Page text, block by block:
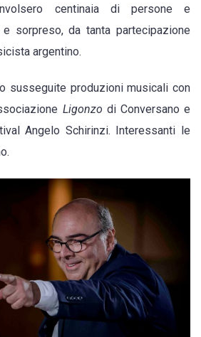
salute.
Il
centinaia di persone e
sorpreso, da tanta partecipazione
argentino.
susseguite produzioni musicali con
Ligonzo di Conversano e
Angelo Schirinzi. Interessanti le